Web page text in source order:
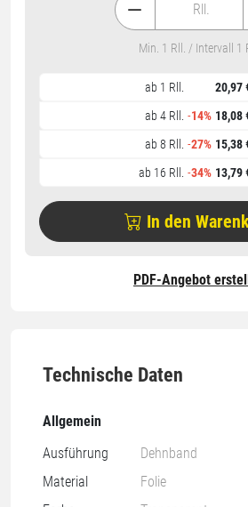
Technische Daten
Allgemein
Ausführung
Dehnband
Material
Folie
ab 1 Rll.
20,97
ab 4 Rll.
-14% 18,08
ab 8 Rll.
-27% 15,38
ab 16 Rll.
-34% 13,79
Rll.
Min. 1 Rll. / Intervall 1
In den
PDF-Angebot